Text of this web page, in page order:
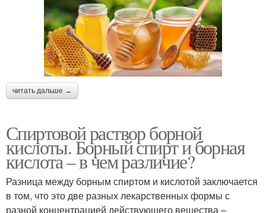
читать дальше →
Спиртовой раствор борной
кислоты. Борный спирт и борная
кислота – в чем различие?
Разница между борным спиртом и кислотой заключается
в том, что это две разных лекарственных формы с
разной концентрацией действующего вещества –